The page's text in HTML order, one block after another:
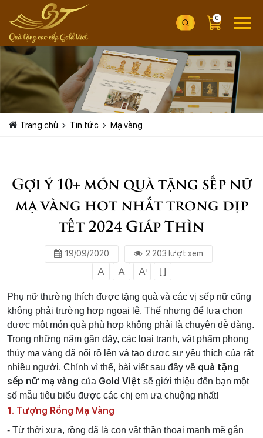
0
Trang chủ Tin tức Mạ vàng
Gợi ý 10+ món quà tặng sếp nữ
mạ vàng hot nhất trong dịp
tết 2024 Giáp Thìn
19/09/2020 2.203 lượt xem
Phụ nữ thường thích được tặng quà và các vị sếp nữ cũng
không phải trường hợp ngoại lệ. Thế nhưng để lựa chọn
được một món quà phù hợp không phải là chuyện dễ dàng.
Trong những năm gần đây, các loại tranh, vật phẩm phong
thủy mạ vàng đã nổi rộ lên và tạo được sự yêu thích của rất
nhiều người. Chính vì thế, bài viết sau đây về quà tặng
sếp nữ mạ vàng của Gold Việt sẽ giới thiệu đến bạn một
số mẫu tiêu biểu được các chị em ưa chuộng nhất!
1. Tượng Rồng Mạ Vàng
- Từ thời xưa, rồng đã là con vật thần thoại mạnh mẽ gắn